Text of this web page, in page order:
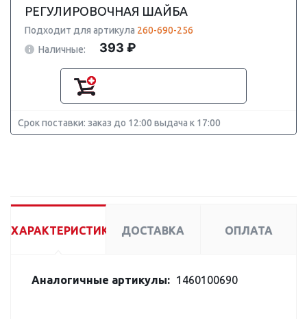
РЕГУЛИРОВОЧНАЯ ШАЙБА
Подходит для артикула 260-690-256
Наличные:
393 ₽
Срок поставки: заказ до 12:00 выдача к 17:00
ХАРАКТЕРИСТИКИ ДОСТАВКА ОПЛАТА
Аналогичные артикулы: 1460100690